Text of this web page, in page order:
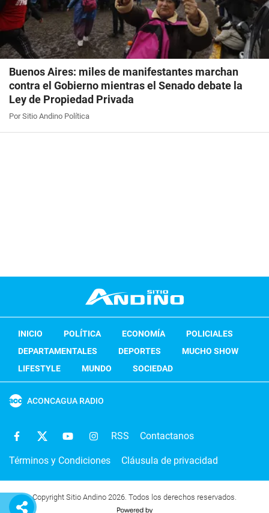
Buenos Aires: miles de manifestantes marchan
contra el Gobierno mientras el Senado debate la
Ley de Propiedad Privada
Por Sitio Andino Política
INICIO POLÍTICA ECONOMÍA
POLICIALES
DEPARTAMENTALES
DEPORTES
MUCHO SHOW
LIFESTYLE
MUNDO SOCIEDAD
ACONCAGUA RADIO
RSS Contactanos
Términos y Condiciones Cláusula de privacidad
Copyright Sitio Andino 2026. Todos los derechos reservados.